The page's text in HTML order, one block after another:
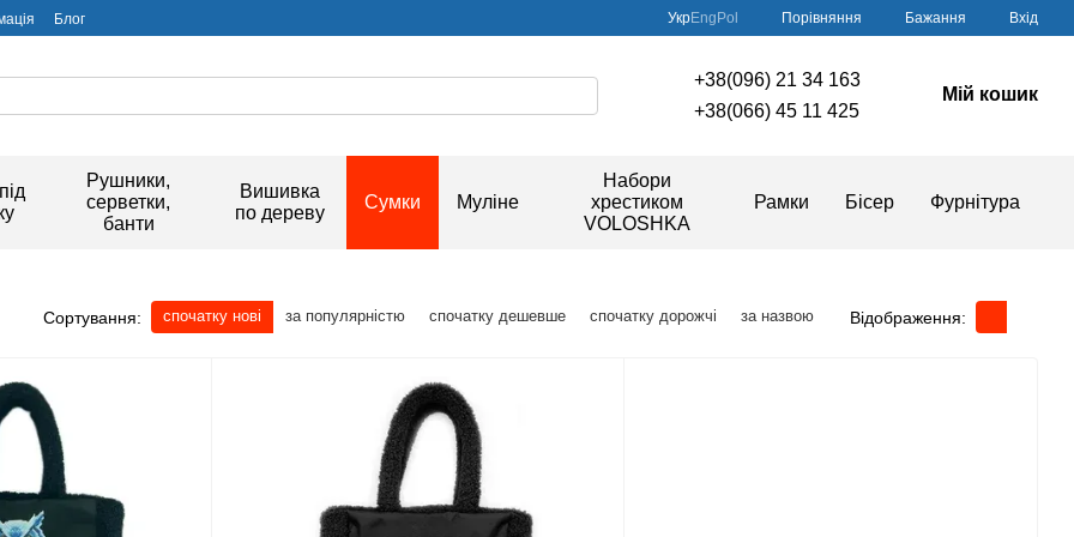
Блог УкрEng Pol Порівняння Бажання Вхід
+38(096) 21 34 163
+38(066) 45 11 425
Мій кошик
Рушники,
серветки,
банти
Вишивка
по дереву
Сумки Муліне
Набори
хрестиком
VOLOSHKA
Рамки Бісер Фурнітура
Сортування: спочатку нові за популярністю спочатку дешевше спочатку дорожчі за назвою Відображення: